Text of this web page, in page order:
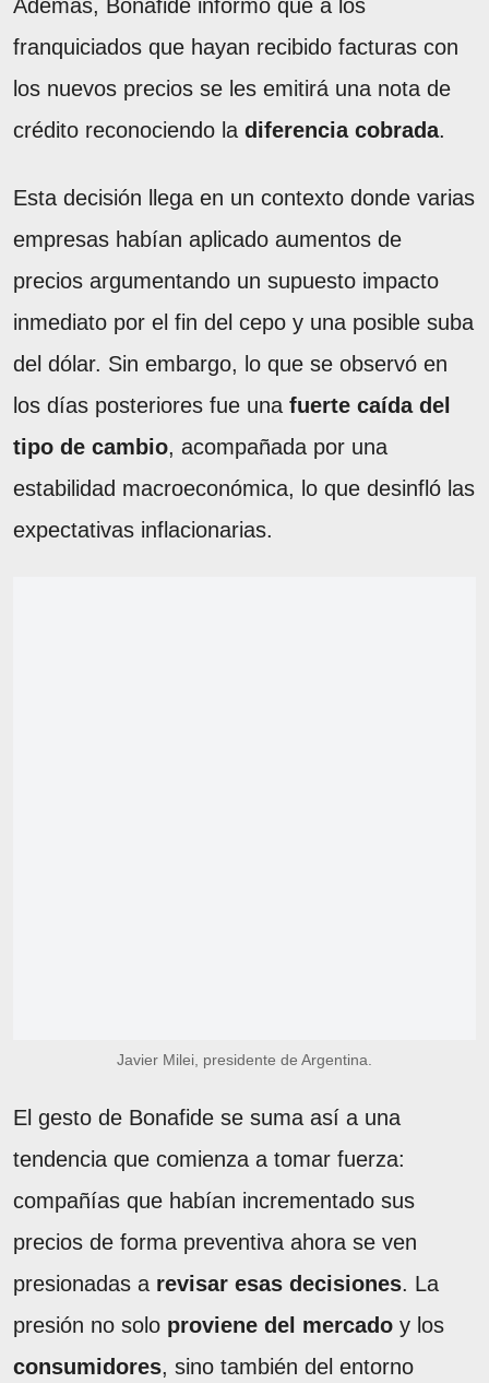
Además, Bonafide informó que a los
franquiciados que hayan recibido facturas con
los nuevos precios se les emitirá una nota de
crédito reconociendo la diferencia cobrada.
Esta decisión llega en un contexto donde varias
empresas habían aplicado aumentos de
precios argumentando un supuesto impacto
inmediato por el fin del cepo y una posible suba
del dólar. Sin embargo, lo que se observó en
los días posteriores fue una fuerte caída del
tipo de cambio, acompañada por una
estabilidad macroeconómica, lo que desinfló las
expectativas inflacionarias.
Javier Milei, presidente de Argentina.
El gesto de Bonafide se suma así a una
tendencia que comienza a tomar fuerza:
compañías que habían incrementado sus
precios de forma preventiva ahora se ven
presionadas a revisar esas decisiones. La
presión no solo proviene del mercado y los
consumidores, sino también del entorno